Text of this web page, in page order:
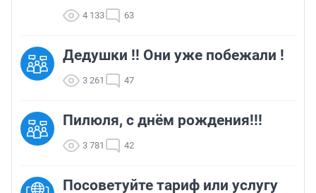
4 133 63
Дедушки !! Они уже побежали !
3 261 47
Пилюля, с днём рождения!!!
3 781 42
Посоветуйте тариф или услугу